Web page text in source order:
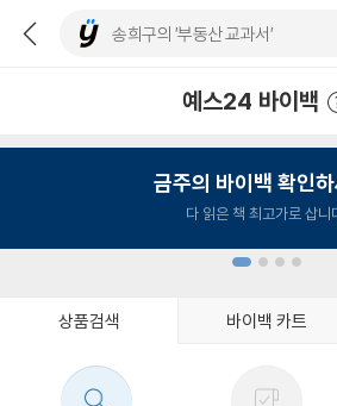
예스24 바이백
금주의 바이백 확인
다 읽은 책 최고가로 삽니
상품검색 바이백 카트